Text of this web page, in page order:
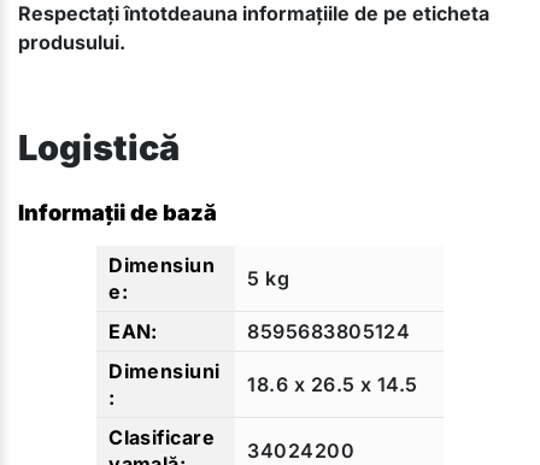
Respectați întotdeauna informațiile de pe eticheta
produsului.
Logistică
Informații de bază
5 kg
8595683805124
18.6 x 26.5 x 14.5
34024200